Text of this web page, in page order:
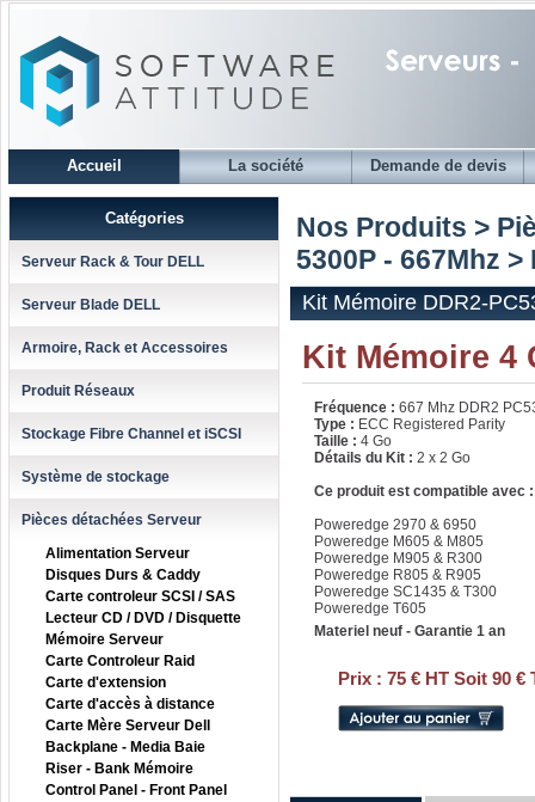
Accueil La société Demande de devis
Catégories
Serveur Rack & Tour DELL
Serveur Blade DELL
Armoire, Rack et Accessoires
Produit Réseaux
Stockage Fibre Channel et iSCSI
Système de stockage
Pièces détachées Serveur
Alimentation Serveur
Disques Durs & Caddy
Carte controleur SCSI / SAS
Lecteur CD / DVD / Disquette
Mémoire Serveur
Carte Controleur Raid
Carte d'extension
Carte d'accès à distance
Carte Mère Serveur Dell
Backplane - Media Baie
Riser - Bank Mémoire
Control Panel - Front Panel
Nos Produits >
5300P - 667Mhz >
Kit Mémoire DDR2-
Kit Mémoire 4
Fréquence : 667 Mhz DDR2
Type : ECC Registered Parity
Taille : 4 Go
Détails du Kit : 2 x 2 Go
Ce produit est compatible avec :
Poweredge 2970 & 6950
Poweredge M605 & M805
Poweredge M905 & R300
Poweredge R805 & R905
Poweredge SC1435 & T300
Poweredge T605
Materiel neuf - Garantie 1 an
Prix : 75 € HT Soit 90 €